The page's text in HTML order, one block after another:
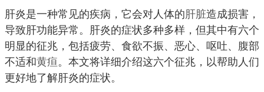
肝炎是一种常见的疾病，它会对人体的肝脏造成损害，
导致肝功能异常。肝炎的症状多种多样，但其中有六个
明显的征兆，包括疲劳、食欲不振、恶心、呕吐、腹部
不适和黄疸。本文将详细介绍这六个征兆，以帮助人们
更好地了解肝炎的症状。